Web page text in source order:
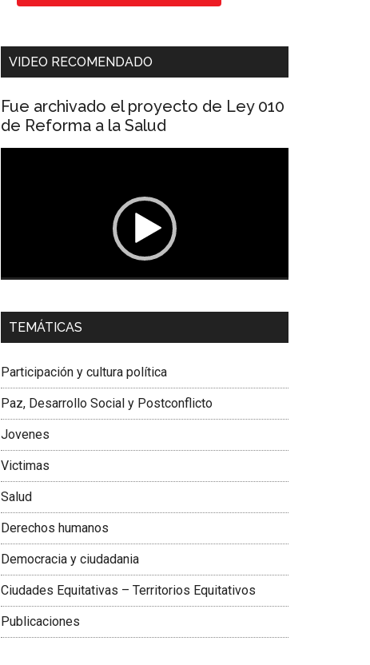
VIDEO RECOMENDADO
Fue archivado el proyecto de Ley 010
de Reforma a la Salud
Dra. Carolina Corcho Mejía,
Latinoamericana Sur, Vicepresidenta Federación
TEMÁTICAS
Participación y cultura política
Paz, Desarrollo Social y Postconflicto
Jovenes
Victimas
Salud
Derechos humanos
Democracia y ciudadania
Ciudades Equitativas – Territorios Equitativos
Publicaciones